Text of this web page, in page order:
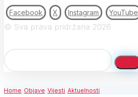
Facebook X Instagram YouTube
© Sva prava pridržana 2026
Home Objave Vijesti Aktuelnosti